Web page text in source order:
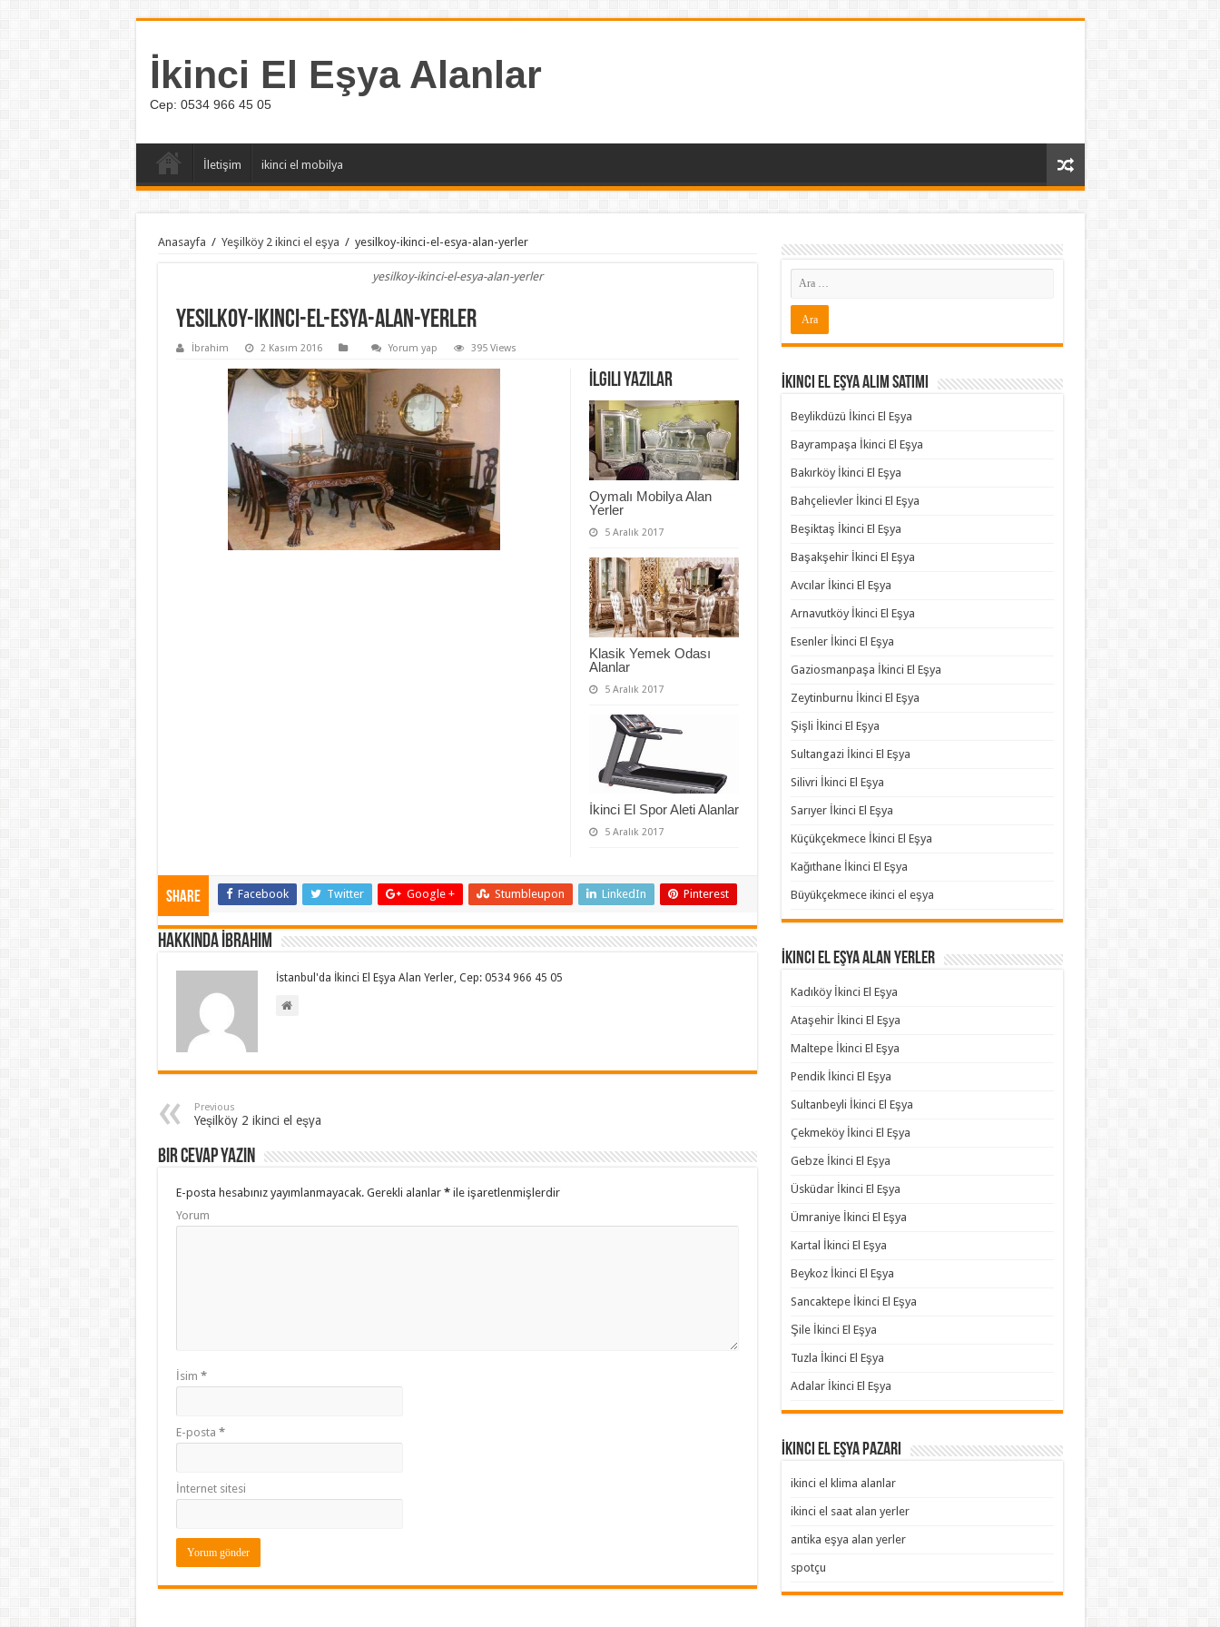
İkinci El Eşya Alanlar
Cep: 0534 966 45 05
İletişim ikinci el mobilya
Anasayfa / Yeşilköy 2 ikinci el eşya / yesilkoy-ikinci-el-esya-alan-yerler
yesilkoy-ikinci-el-esya-alan-yerler
yesilkoy-ikinci-el-esya-alan-yerler
İbrahim 2 Kasım 2016 Yorum yap 395 Views
İlgili Yazılar
Oymalı Mobilya Alan
Yerler
5 Aralık 2017
Klasik Yemek Odası
Alanlar
5 Aralık 2017
İkinci El Spor Aleti Alanlar
5 Aralık 2017
Share Facebook Twitter Google + Stumbleupon LinkedIn Pinterest
Hakkında İbrahim
İstanbul'da İkinci El Eşya Alan Yerler, Cep: 0534 966 45 05
Previous
Yeşilköy 2 ikinci el eşya
Bir cevap yazın
E-posta hesabınız yayımlanmayacak.Gerekli alanlar *ile işaretlenmişlerdir
Yorum
İsim *
E-posta *
İnternet sitesi
İkinci El Eşya Alım Satımı
Beylikdüzü İkinci El Eşya
Bayrampaşa İkinci El Eşya
Bakırköy İkinci El Eşya
Bahçelievler İkinci El Eşya
Beşiktaş İkinci El Eşya
Başakşehir İkinci El Eşya
Avcılar İkinci El Eşya
Arnavutköy İkinci El Eşya
Esenler İkinci El Eşya
Gaziosmanpaşa İkinci El Eşya
Zeytinburnu İkinci El Eşya
Şişli İkinci El Eşya
Sultangazi İkinci El Eşya
Silivri İkinci El Eşya
Sarıyer İkinci El Eşya
Küçükçekmece İkinci El Eşya
Kağıthane İkinci El Eşya
Büyükçekmece ikinci el eşya
İkinci El Eşya Alan Yerler
Kadıköy İkinci El Eşya
Ataşehir İkinci El Eşya
Maltepe İkinci El Eşya
Pendik İkinci El Eşya
Sultanbeyli İkinci El Eşya
Çekmeköy İkinci El Eşya
Gebze İkinci El Eşya
Üsküdar İkinci El Eşya
Ümraniye İkinci El Eşya
Kartal İkinci El Eşya
Beykoz İkinci El Eşya
Sancaktepe İkinci El Eşya
Şile İkinci El Eşya
Tuzla İkinci El Eşya
Adalar İkinci El Eşya
İkinci El Eşya Pazarı
ikinci el klima alanlar
ikinci el saat alan yerler
antika eşya alan yerler
spotçu